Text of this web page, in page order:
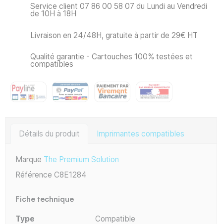
Service client 07 86 00 58 07 du Lundi au Vendredi
de 10H à 18H
Livraison en 24/48H, gratuite à partir de 29€ HT
Qualité garantie - Cartouches 100% testées et
compatibles
Détails du produit Imprimantes compatibles
Marque The Premium Solution
Référence C8E1284
Fiche technique
Type Compatible